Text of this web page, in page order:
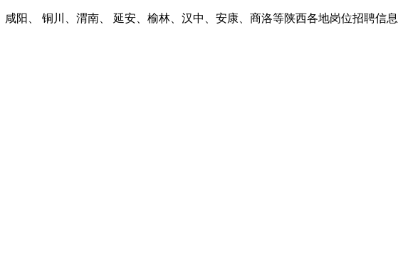
阳、 铜川、渭南、 延安、榆林、汉中、安康、商洛等陕西各地岗位招聘信